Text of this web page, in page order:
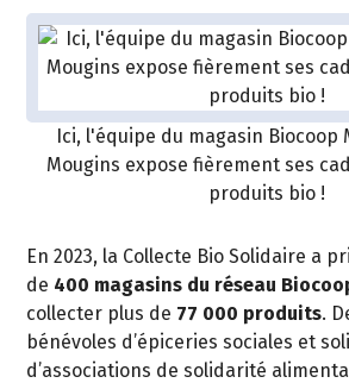
Ici, l'équipe du magasin Biocoop
Mougins expose fièrement ses
produits bio !
En 2023, la Collecte Bio Solidaire a
de 400 magasins du réseau
collecter plus de 77 000 produits.
bénévoles d’épiceries sociales et
d’associations de solidarité